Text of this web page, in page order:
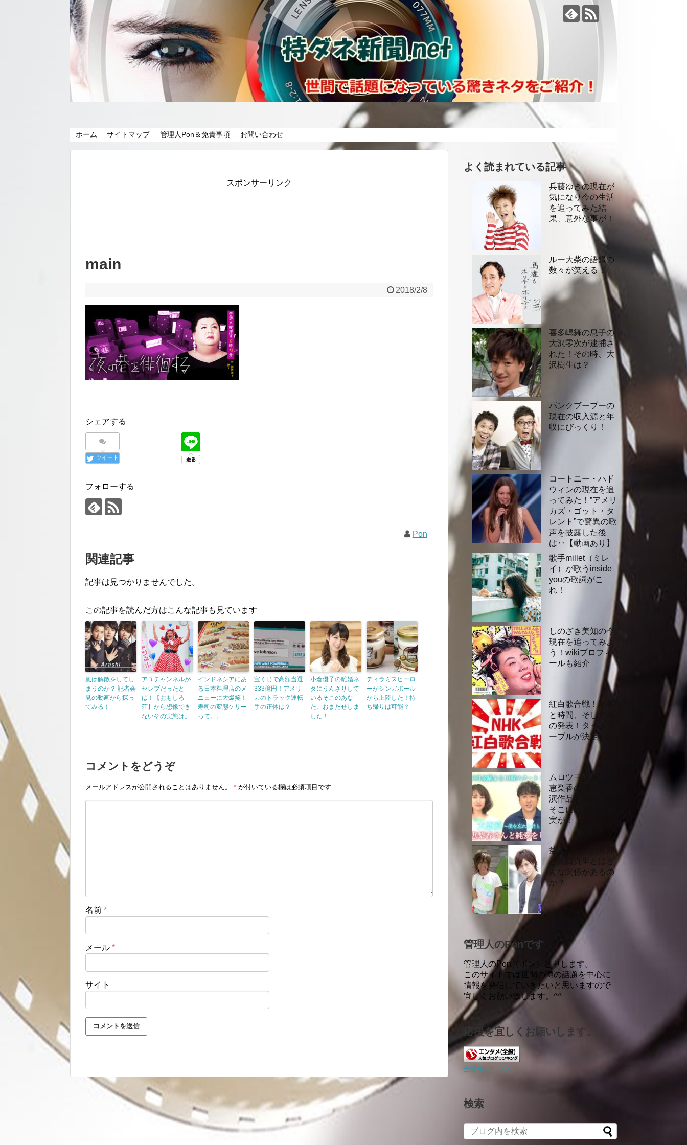
ホーム サイトマップ 管理人Pon＆免責事項 お問い合わせ
スポンサーリンク
main
2018/2/8
シェアする
ツイート
フォローする
Pon
関連記事
記事は見つかりませんでした。
この記事を読んだ方はこんな記事も見ています
嵐は解散をしてし
まうのか？ 記者会
見の動画から探っ
てみる！
アユチャンネルが
セレブだったと
は！【おもしろ
荘】から想像でき
ないその実態は。
インドネシアにあ
る日本料理店のメ
ニューに大爆笑！
寿司の変態ケリー
って。。
宝くじで高額当選
333億円！アメリ
カのトラック運転
手の正体は？
小倉優子の離婚ネ
タにうんざりして
いるそこのあな
た、おまたせしま
した！
ティラミスヒーロ
ーがシンガポール
から上陸した！持
ち帰りは可能？
コメントをどうぞ
メールアドレスが公開されることはありません。 * が付いている欄は必須項目です
名前 *
メール *
サイト
よく読まれている記事
兵藤ゆきの現在が
気になり今の生活
を追ってみた結
果、意外な事が！
ルー大柴の語録の
数々が笑える！
喜多嶋舞の息子の
大沢零次が逮捕さ
れた！その時、大
沢樹生は？
パンクブーブーの
現在の収入源と年
収にびっくり！
コートニー・ハド
ウィンの現在を追
ってみた！”アメリ
カズ・ゴット・タ
レント”で驚異の歌
声を披露した後
は‥【動画あり】
歌手millet（ミレ
イ）が歌うinside
youの歌詞がこ
れ！
しのざき美知の今
現在を追ってみよ
う！wikiプロフィ
ールも紹介
紅白歌合戦！順番
と時間、そして曲
の発表！タイムテ
ーブルが決定した
ムロツヨシと戸田
恵梨香の過去の共
演作品あれこれ！
そこには意外な事
実が！
益若つばさの旦那
と矢口真里とはど
んな関係があるの
か？
管理人のPonです
管理人のPon（ポン）と申します。
このサイトでは世間の噂の話題を中心に
情報を発信していきたいと思いますので
宜しくお願い致します。^^
応援を宜しくお願いします。
全般ランキング
検索